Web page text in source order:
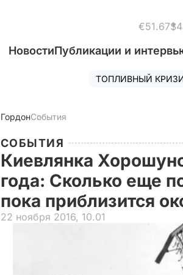
€51.67
НовостиПубликации и
ТОПЛИВНЫЙ
ГордонСобытия
СОБЫТИЯ
Киевлянка
года: Сколько еще
пока приблизится
22 ноября 2016, 10.01